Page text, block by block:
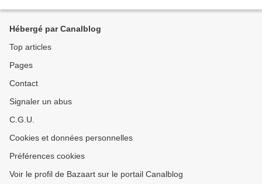
Hébergé par Canalblog
Top articles
Pages
Contact
Signaler un abus
C.G.U.
Cookies et données personnelles
Préférences cookies
Voir le profil de Bazaart sur le portail Canalblog